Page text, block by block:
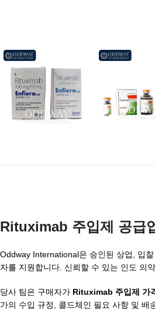
Rituximab 주입제 공급
Oddway International은 승인된 상업, 입
자를 지원합니다. 신뢰할 수 있는 인도 의
당사 팀은 구매자가 Rituximab 주입제 가
가의 수입 규정, 콜드체인 필요 사항 및 배